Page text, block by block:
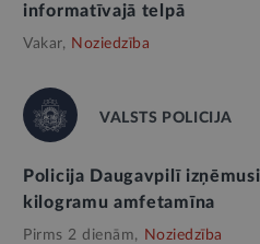
informatīvajā telpā
Vakar, Noziedzība
VALSTS POLICIJA
Policija Daugavpilī
kilogramu amfetamīna
Pirms 2 dienām, Noziedzība